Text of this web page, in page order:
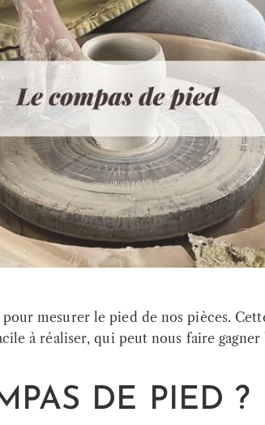
mesurer le pied de nos pièces.
à réaliser, qui peut nous faire
DE PIED ?